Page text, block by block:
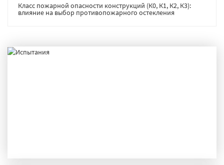
Класс пожарной опасности конструкций (К0, К1, К2, К3):
влияние на выбор противопожарного остекления